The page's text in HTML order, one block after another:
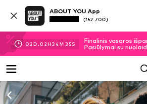
ABOUT YOU App
(152 700)
02D.02H34M 35S
Finalinis vasaros
Pasiūlymai su